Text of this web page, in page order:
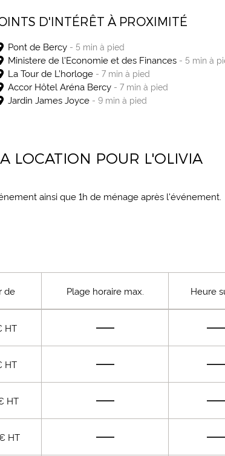
D'INTÉRÊT À PROXIMITÉ
Pont de Bercy - 5 min à pied
Ministere de l'Economie et des Finances - 5 min à
La Tour de L’horloge - 7 min à pied
Accor Hôtel Aréna Bercy - 7 min à pied
Jardin James Joyce - 9 min à pied
LOCATION POUR L'OLIVIA
ainsi que 1h de ménage après l'événement.
de Plage horaire max. Heure
HT
HT
HT
HT